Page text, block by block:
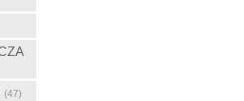
(47)